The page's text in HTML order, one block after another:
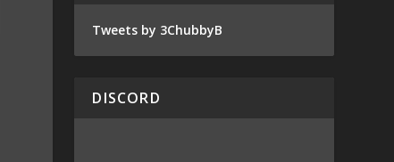
Tweets by 3ChubbyB
DISCORD